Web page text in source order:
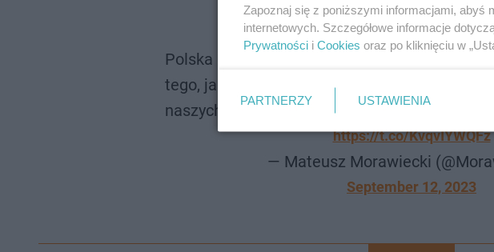
Polska nie pozwoli, żeby zalało nas ukraińskie
tego, jaka będzie decyzja brukselskich
naszych granic.
https://t.co/KvqvIYWQFz
— Mateusz Morawiecki
September 12, 2023
Zapoznaj się z poniższymi informacjami, abyś
internetowych. Szczegółowe informacje
Prywatności i Cookies oraz po kliknięciu w
PARTNERZY USTAWIENIA